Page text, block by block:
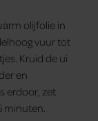
olijfolie in
vuur tot
Kruid de ui
en
erdoor, zet
minuten.